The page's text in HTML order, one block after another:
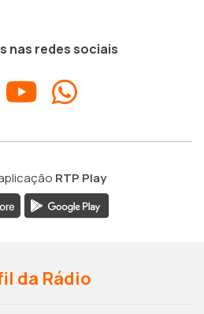
nas redes sociais
RTP Play
da Rádio